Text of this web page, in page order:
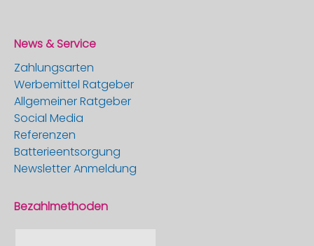
News & Service
Zahlungsarten
Werbemittel Ratgeber
Allgemeiner Ratgeber
Social Media
Referenzen
Batterieentsorgung
Newsletter Anmeldung
Bezahlmethoden